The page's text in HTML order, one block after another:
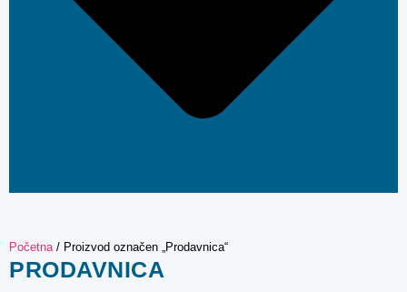
Početna / Proizvod označen „Prodavnica“
PRODAVNICA